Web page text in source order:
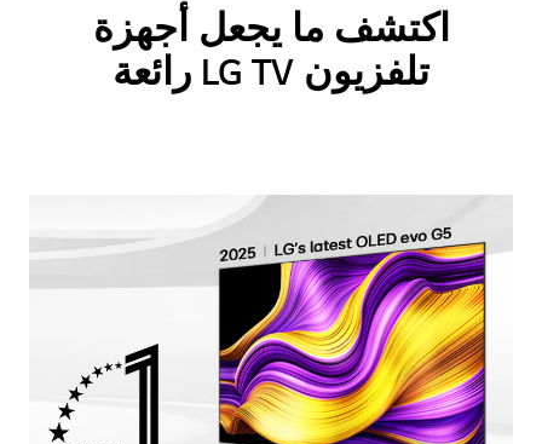
اكتشف ما يجعل أجهزة
تلفزيون LG TV رائعة